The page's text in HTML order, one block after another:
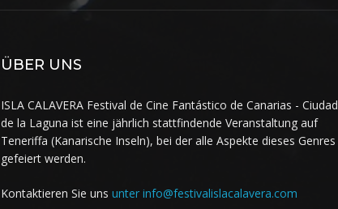
ÜBER UNS
ISLA CALAVERA Festival de Cine Fantástico de Canarias - Ciudad
de la Laguna ist eine jährlich stattfindende Veranstaltung auf
Teneriffa (Kanarische Inseln), bei der alle Aspekte dieses Genres
gefeiert werden.
Kontaktieren Sie uns unter info@festivalislacalavera.com